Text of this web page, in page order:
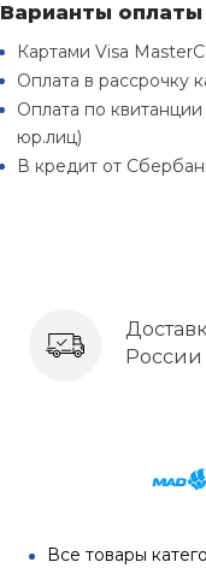
Варианты оплаты
Картами Visa
Оплата в рассрочку
Оплата по
юр.лиц)
В кредит от
России
Все товары